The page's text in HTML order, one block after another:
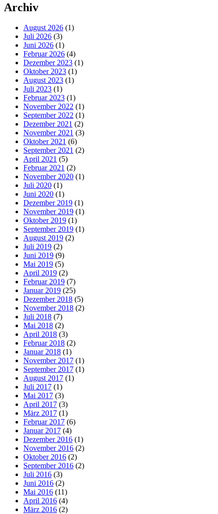
Archiv
August 2026 (1)
Juli 2026 (3)
Juni 2026 (1)
Februar 2026 (4)
Dezember 2023 (1)
Oktober 2023 (1)
August 2023 (1)
Juli 2023 (1)
Februar 2023 (1)
November 2022 (1)
September 2022 (1)
Dezember 2021 (2)
November 2021 (3)
Oktober 2021 (6)
September 2021 (2)
April 2021 (5)
Februar 2021 (2)
November 2020 (1)
Juli 2020 (1)
Juni 2020 (1)
Dezember 2019 (1)
November 2019 (1)
Oktober 2019 (1)
September 2019 (1)
August 2019 (2)
Juli 2019 (2)
Juni 2019 (9)
Mai 2019 (5)
April 2019 (2)
Februar 2019 (7)
Januar 2019 (25)
Dezember 2018 (5)
November 2018 (2)
Juli 2018 (7)
Mai 2018 (2)
April 2018 (3)
Februar 2018 (2)
Januar 2018 (1)
November 2017 (1)
September 2017 (1)
August 2017 (1)
Juli 2017 (1)
Mai 2017 (3)
April 2017 (3)
März 2017 (1)
Februar 2017 (6)
Januar 2017 (4)
Dezember 2016 (1)
November 2016 (2)
Oktober 2016 (2)
September 2016 (2)
Juli 2016 (3)
Juni 2016 (2)
Mai 2016 (11)
April 2016 (4)
März 2016 (2)